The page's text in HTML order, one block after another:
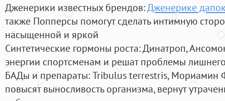
Дженерики известных брендов:Дженерике
также Попперсы помогут сделать интимную
насыщенной и яркой
Синтетические гормоны роста: Динатроп,
энергии спортсменам и решат проблемы
БАДы и препараты:Tribulus terrestris, Мориамин
повысят выносливость организма, вернут